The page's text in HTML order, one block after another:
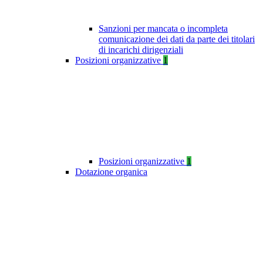
Sanzioni per mancata o incompleta
comunicazione dei dati da parte dei titolari
di incarichi dirigenziali
Posizioni organizzative 1
Posizioni organizzative 1
Dotazione organica